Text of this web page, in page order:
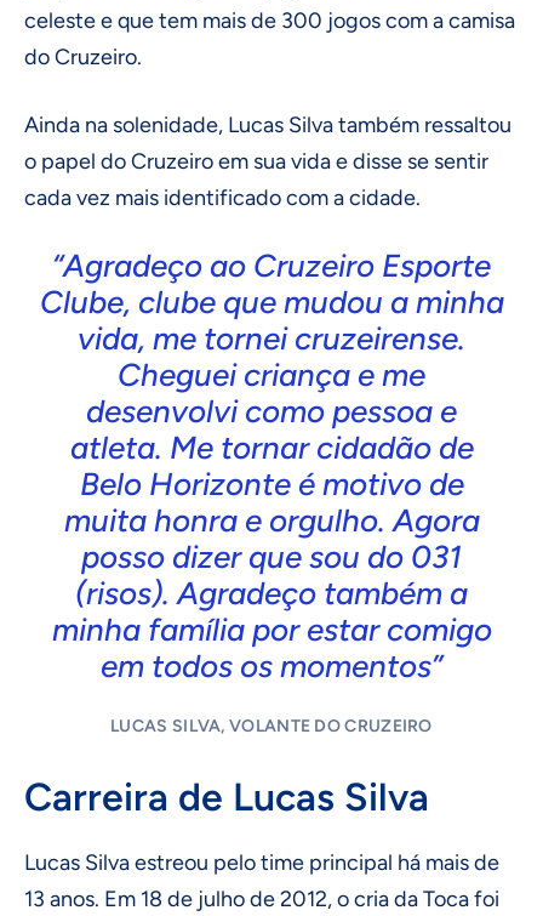
celeste e que tem mais de 300 jogos com a camisa
do Cruzeiro.
Ainda na solenidade, Lucas Silva também ressaltou
o papel do Cruzeiro em sua vida e disse se sentir
cada vez mais identificado com a cidade.
“Agradeço ao Cruzeiro Esporte
Clube, clube que mudou a minha
vida, me tornei cruzeirense.
Cheguei criança e me
desenvolvi como pessoa e
atleta. Me tornar cidadão de
Belo Horizonte é motivo de
muita honra e orgulho. Agora
posso dizer que sou do 031
(risos). Agradeço também a
minha família por estar comigo
em todos os momentos”
LUCAS SILVA, VOLANTE DO CRUZEIRO
Carreira de Lucas Silva
Lucas Silva estreou pelo time principal há mais de
13 anos. Em 18 de julho de 2012, o cria da Toca foi